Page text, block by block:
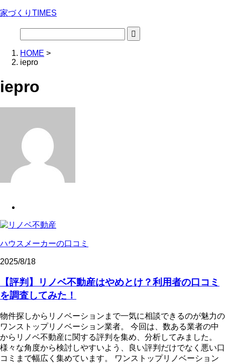
家づくりTIMES
HOME >
iepro
iepro
ハウスメーカーの口コミ
2025/8/18
【評判】リノベ不動産はやめとけ？利用者の口コミ
を調査してみた！
物件探しからリノベーションまで一気に相談できるのが魅力の
ワンストップリノベーション業者。 今回は、数ある業者の中
からリノベ不動産に関する評判を集め、分析してみました。
様々な角度から検討しやすいよう、良い評判だけでなく悪い口
コミまで幅広く集めています。 ワンストップリノベーション